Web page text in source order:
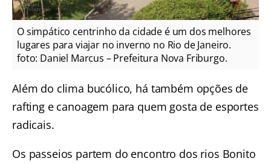
O simpático centrinho da cidade é um dos melhores
lugares para viajar no inverno no Rio de Janeiro.
foto: Daniel Marcus – Prefeitura Nova Friburgo.
Além do clima bucólico, há também opções de
rafting e canoagem para quem gosta de esportes
radicais.
Os passeios partem do encontro dos rios Bonito